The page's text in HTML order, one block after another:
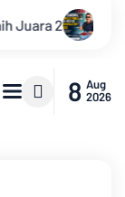
Beralih Profesi
8 Aug
2026